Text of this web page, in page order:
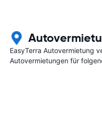
EasyTerra Autovermietung
Autovermietungen für